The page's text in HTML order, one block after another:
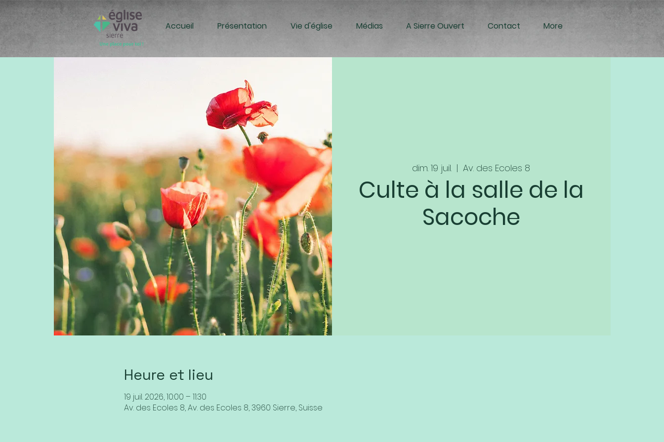
Accueil Présentation Vie d'église Médias A Sierre Ouvert Contact More
dim. 19 juil.
  |
Av. des Ecoles 8
Culte à la salle de la
Sacoche
Heure et lieu
19 juil. 2026, 10:00 – 11:30
Av. des Ecoles 8, Av. des Ecoles 8, 3960 Sierre, Suisse